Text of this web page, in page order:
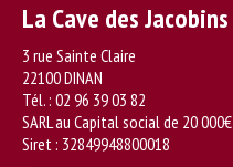
La Cave des Jacobins
3 rue Sainte Claire
22100 DINAN
Tél. : 02 96 39 03 82
SARL au Capital social de 20 000€
Siret : 32849948800018